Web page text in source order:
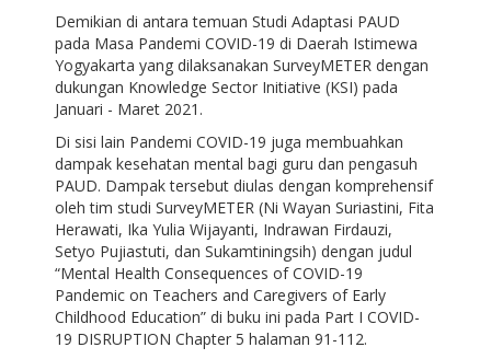
Demikian di antara temuan Studi Adaptasi PAUD
pada Masa Pandemi COVID-19 di Daerah Istimewa
Yogyakarta yang dilaksanakan SurveyMETER dengan
dukungan Knowledge Sector Initiative (KSI) pada
Januari - Maret 2021.
Di sisi lain Pandemi COVID-19 juga membuahkan
dampak kesehatan mental bagi guru dan pengasuh
PAUD. Dampak tersebut diulas dengan komprehensif
oleh tim studi SurveyMETER (Ni Wayan Suriastini, Fita
Herawati, Ika Yulia Wijayanti, Indrawan Firdauzi,
Setyo Pujiastuti, dan Sukamtiningsih) dengan judul
“Mental Health Consequences of COVID-19
Pandemic on Teachers and Caregivers of Early
Childhood Education” di buku ini pada Part I COVID-
19 DISRUPTION Chapter 5 halaman 91-112.